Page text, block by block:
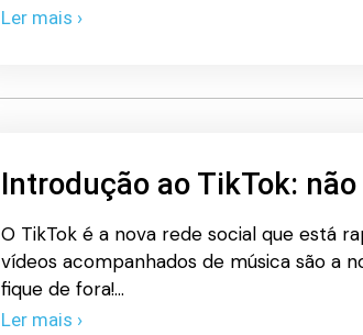
Ler mais ›
Introdução ao TikTok:
O TikTok é a nova rede social que está
vídeos acompanhados de música são a
fique de fora!…
Ler mais ›